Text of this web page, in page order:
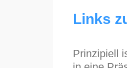
Links
Prinzipiell